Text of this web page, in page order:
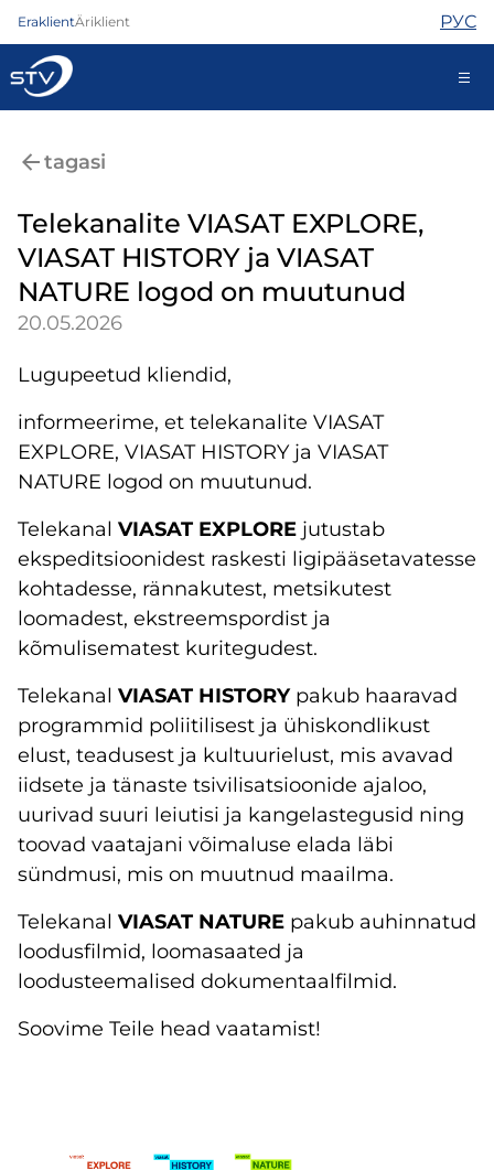
EraklientÄriklient РУС
Internet
TV
Telefon
Turvateenused
Pood
Kontaktid
tagasi
Telekanalite VIASAT EXPLORE,
VIASAT HISTORY ja VIASAT
NATURE logod on muutunud
20.05.2026
Lugupeetud kliendid,
informeerime, et telekanalite VIASAT
EXPLORE, VIASAT HISTORY ja VIASAT
NATURE logod on muutunud.
Telekanal VIASAT EXPLORE jutustab
ekspeditsioonidest raskesti ligipääsetavatesse
kohtadesse, rännakutest, metsikutest
loomadest, ekstreemspordist ja
kõmulisematest kuritegudest.
Telekanal VIASAT HISTORYpakub haaravad
programmid poliitilisest ja ühiskondlikust
elust, teadusest ja kultuurielust, mis avavad
iidsete ja tänaste tsivilisatsioonide ajaloo,
uurivad suuri leiutisi ja kangelastegusid ning
toovad vaatajani võimaluse elada läbi
sündmusi, mis on muutnud maailma.
Telekanal VIASAT NATURE pakub auhinnatud
loodusfilmid, loomasaated ja
loodusteemalised dokumentaalfilmid.
Soovime Teile head vaatamist!